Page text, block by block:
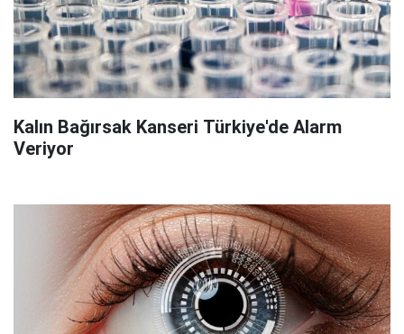
Kalın Bağırsak Kanseri Türkiye'de Alarm
Veriyor